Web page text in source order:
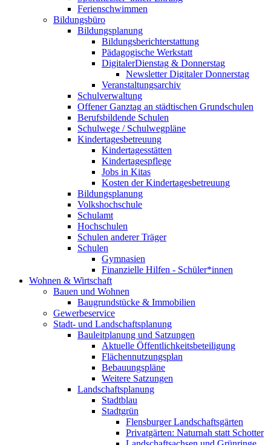
Ferienschwimmen
Bildungsbüro
Bildungsplanung
Bildungsberichterstattung
Pädagogische Werkstatt
DigitalerDienstag & Donnerstag
Newsletter Digitaler Donnerstag
Veranstaltungsarchiv
Schulverwaltung
Offener Ganztag an städtischen Grundschulen
Berufsbildende Schulen
Schulwege / Schulwegpläne
Kindertagesbetreuung
Kindertagesstätten
Kindertagespflege
Jobs in Kitas
Kosten der Kindertagesbetreuung
Bildungsplanung
Volkshochschule
Schulamt
Hochschulen
Schulen anderer Träger
Schulen
Gymnasien
Finanzielle Hilfen - Schüler*innen
Wohnen & Wirtschaft
Bauen und Wohnen
Baugrundstücke & Immobilien
Gewerbeservice
Stadt- und Landschaftsplanung
Bauleitplanung und Satzungen
Aktuelle Öffentlichkeitsbeteiligung
Flächennutzungsplan
Bebauungspläne
Weitere Satzungen
Landschaftsplanung
Stadtblau
Stadtgrün
Flensburger Landschaftsgärten
Privatgärten: Naturnah statt Schotter